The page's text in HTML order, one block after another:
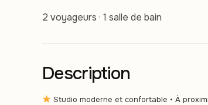
2 voyageurs · 1 salle de bain
Description
Studio moderne et confortable • À